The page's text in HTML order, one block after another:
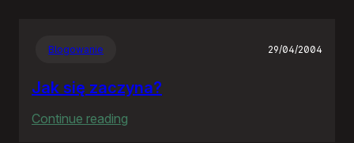
Blogowanie 29/04/2004
Jak się zaczyna?
Continue reading